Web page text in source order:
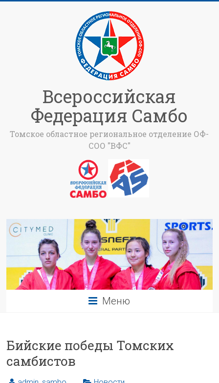
Всероссийская
Федерация Самбо
Томское областное региональное отделение ОФ-
СОО "ВФС"
Меню
Бийские победы Томских
самбистов